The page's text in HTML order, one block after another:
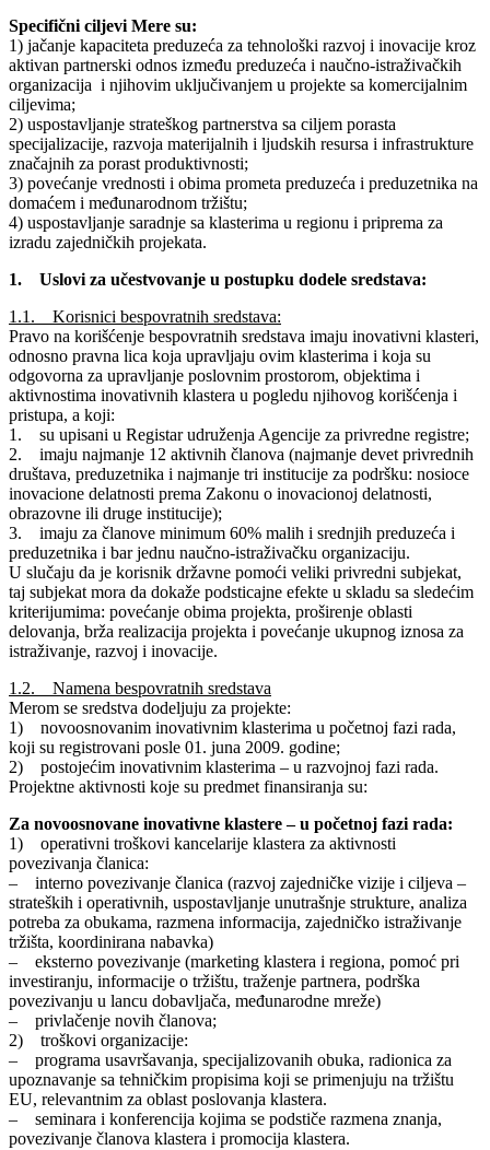
Specifični ciljevi Mere su:
1) jačanje kapaciteta preduzeća za tehnološki razvoj i inovacije kroz
aktivan partnerski odnos između preduzeća i naučno-istraživačkih
organizacija i njihovim uključivanjem u projekte sa komercijalnim
ciljevima;
2) uspostavljanje strateškog partnerstva sa ciljem porasta
specijalizacije, razvoja materijalnih i ljudskih resursa i infrastrukture
značajnih za porast produktivnosti;
3) povećanje vrednosti i obima prometa preduzeća i preduzetnika na
domaćem i međunarodnom tržištu;
4) uspostavljanje saradnje sa klasterima u regionu i priprema za
izradu zajedničkih projekata.
1. Uslovi za učestvovanje u postupku dodele sredstava:
1.1. Korisnici bespovratnih sredstava:
Pravo na korišćenje bespovratnih sredstava imaju inovativni klasteri,
odnosno pravna lica koja upravljaju ovim klasterima i koja su
odgovorna za upravljanje poslovnim prostorom, objektima i
aktivnostima inovativnih klastera u pogledu njihovog korišćenja i
pristupa, a koji:
1. su upisani u Registar udruženja Agencije za privredne registre;
2. imaju najmanje 12 aktivnih članova (najmanje devet privrednih
društava, preduzetnika i najmanje tri institucije za podršku: nosioce
inovacione delatnosti prema Zakonu o inovacionoj delatnosti,
obrazovne ili druge institucije);
3. imaju za članove minimum 60% malih i srednjih preduzeća i
preduzetnika i bar jednu naučno-istraživačku organizaciju.
U slučaju da je korisnik državne pomoći veliki privredni subjekat,
taj subjekat mora da dokaže podsticajne efekte u skladu sa sledećim
kriterijumima: povećanje obima projekta, proširenje oblasti
delovanja, brža realizacija projekta i povećanje ukupnog iznosa za
istraživanje, razvoj i inovacije.
1.2. Namena bespovratnih sredstava
Merom se sredstva dodeljuju za projekte:
1) novoosnovanim inovativnim klasterima u početnoj fazi rada,
koji su registrovani posle 01. juna 2009. godine;
2) postojećim inovativnim klasterima – u razvojnoj fazi rada.
Projektne aktivnosti koje su predmet finansiranja su:
Za novoosnovane inovativne klastere – u početnoj fazi rada:
1) operativni troškovi kancelarije klastera za aktivnosti
povezivanja članica:
– interno povezivanje članica (razvoj zajedničke vizije i ciljeva –
strateških i operativnih, uspostavljanje unutrašnje strukture, analiza
potreba za obukama, razmena informacija, zajedničko istraživanje
tržišta, koordinirana nabavka)
– eksterno povezivanje (marketing klastera i regiona, pomoć pri
investiranju, informacije o tržištu, traženje partnera, podrška
povezivanju u lancu dobavljača, međunarodne mreže)
– privlačenje novih članova;
2) troškovi organizacije:
– programa usavršavanja, specijalizovanih obuka, radionica za
upoznavanje sa tehničkim propisima koji se primenjuju na tržištu
EU, relevantnim za oblast poslovanja klastera.
– seminara i konferencija kojima se podstiče razmena znanja,
povezivanje članova klastera i promocija klastera.